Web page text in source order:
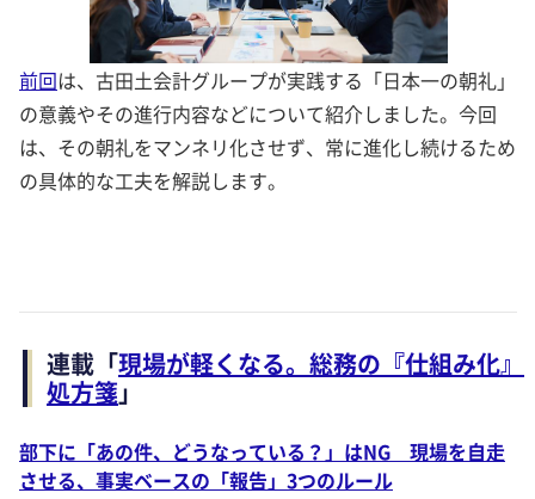
前回は、古田土会計グループが実践する「日本一の朝礼」
の意義やその進行内容などについて紹介しました。今回
は、その朝礼をマンネリ化させず、常に進化し続けるため
の具体的な工夫を解説します。
連載「現場が軽くなる。総務の『仕組み化』
処方箋」
部下に「あの件、どうなっている？」はNG 現場を自走
させる、事実ベースの「報告」3つのルール